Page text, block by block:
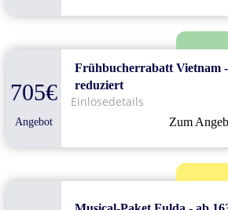
705€
Angebot
Frühbucherrabatt Vietnam -
reduziert
Zum
Einlösedetails